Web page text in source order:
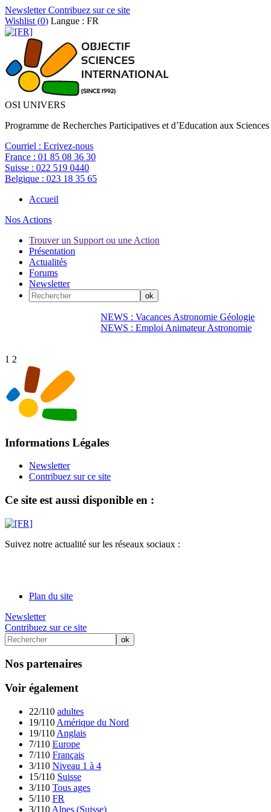
NewsletterContribuez sur ce site
Wishlist (0) Langue : FR
OSI UNIVERS
Programme de Recherches Participatives et d’Education aux
Courriel : Ecrivez-nous
France : 01 85 08 36 30
Suisse : 022 519 0440
Belgique : 023 18 35 65
Accueil
Nos Actions
Trouver un Support ou une Action
Présentation
Actualités
Forums
Newsletter
NEWS : Vacances Astronomie Géologie
NEWS : Emploi Animateur Astronomie
1 2
Informations Légales
Newsletter
Contribuez sur ce site
Ce site est aussi disponible en :
Suivez notre actualité sur les réseaux sociaux :
Plan du site
Newsletter
Contribuez sur ce site
Nos partenaires
Voir également
22/110 adultes
19/110 Amérique du Nord
19/110 Anglais
7/110 Europe
7/110 Français
3/110 Niveau 1 à 4
15/110 Suisse
3/110 Tous ages
5/110 FR
3/110 Alpes (Suisse)